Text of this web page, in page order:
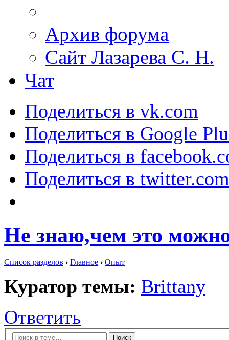
Архив форума
Сайт Лазарева С. Н.
Чат
Поделиться в vk.com
Поделиться в Google
Поделиться в
Поделиться в twitter.com
Не знаю,чем это
Список разделов › Главное › Опыт
Куратор темы: Brittany
Ответить